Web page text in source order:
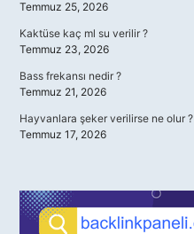
Temmuz 25, 2026
Kaktüse kaç ml su verilir ?
Temmuz 23, 2026
Bass frekansı nedir ?
Temmuz 21, 2026
Hayvanlara şeker verilirse ne olur ?
Temmuz 17, 2026